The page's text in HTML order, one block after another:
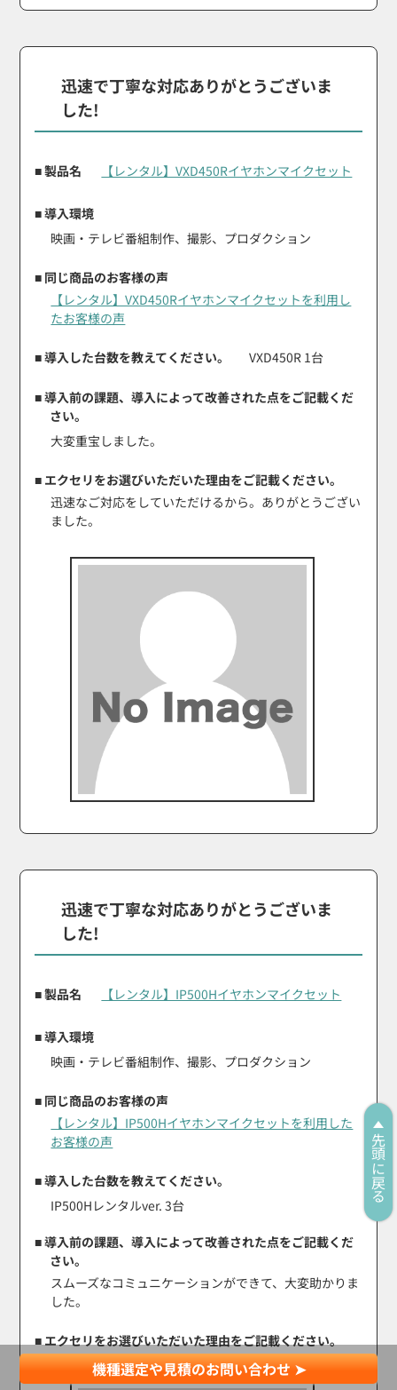
迅速で丁寧な対応ありがとうございま
した!
■ 製品名 【レンタル】VXD450Rイヤホンマイクセット
■ 導入環境
映画・テレビ番組制作、撮影、プロダクション
■ 同じ商品のお客様の声
【レンタル】VXD450Rイヤホンマイクセットを利用し
たお客様の声
■ 導入した台数を教えてください。 VXD450R 1台
■ 導入前の課題、導入によって改善された点をご記載くだ
さい。
大変重宝しました。
■ エクセリをお選びいただいた理由をご記載ください。
迅速なご対応をしていただけるから。ありがとうござい
ました。
迅速で丁寧な対応ありがとうございま
した!
■ 製品名 【レンタル】IP500Hイヤホンマイクセット
■ 導入環境
映画・テレビ番組制作、撮影、プロダクション
■ 同じ商品のお客様の声
【レンタル】IP500Hイヤホンマイクセットを利用した
お客様の声
■ 導入した台数を教えてください。
IP500Hレンタルver. 3台
■ 導入前の課題、導入によって改善された点をご記載くだ
さい。
スムーズなコミュニケーションができて、大変助かりま
した。
■ エクセリをお選びいただいた理由をご記載ください。
先頭に戻る
機種選定や見積のお問い合わせ ➤